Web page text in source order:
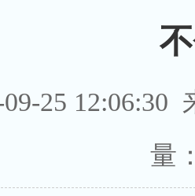
09-25
量